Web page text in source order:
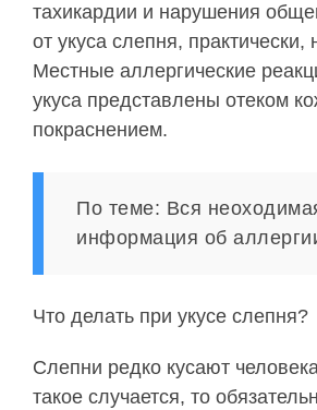
тахикардии и нарушения
от укуса слепня, практически,
Местные аллергические
укуса представлены отеком
покраснением.
По теме: Вся
информация об
Что делать при укусе слепня?
Слепни редко кусают
такое случается, то